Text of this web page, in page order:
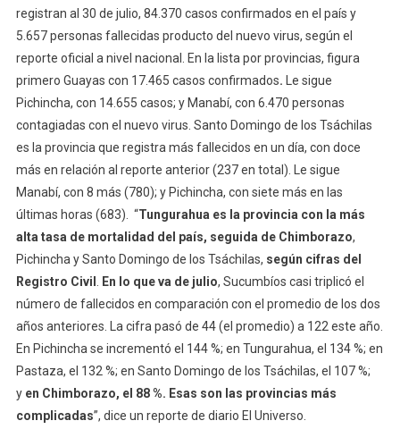
registran al 30 de julio, 84.370 casos confirmados en el país y
5.657 personas fallecidas producto del nuevo virus, según el
reporte oficial a nivel nacional. En la lista por provincias, figura
primero Guayas con 17.465 casos confirmados. Le sigue
Pichincha, con 14.655 casos; y Manabí, con 6.470 personas
contagiadas con el nuevo virus. Santo Domingo de los Tsáchilas
es la provincia que registra más fallecidos en un día, con doce
más en relación al reporte anterior (237 en total). Le sigue
Manabí, con 8 más (780); y Pichincha, con siete más en las
últimas horas (683). “Tungurahua es la provincia con la más
alta tasa de mortalidad del país, seguida de Chimborazo,
Pichincha y Santo Domingo de los Tsáchilas, según cifras del
Registro Civil . En lo que va de julio, Sucumbíos casi triplicó el
número de fallecidos en comparación con el promedio de los dos
años anteriores. La cifra pasó de 44 (el promedio) a 122 este año.
En Pichincha se incrementó el 144 %; en Tungurahua, el 134 %; en
Pastaza, el 132 %; en Santo Domingo de los Tsáchilas, el 107 %;
y en Chimborazo, el 88 %. Esas son las provincias más
complicadas”, dice un reporte de diario El Universo.